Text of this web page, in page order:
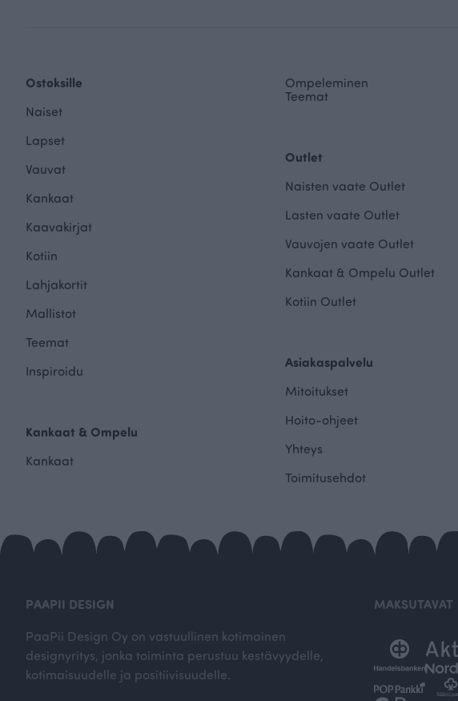
Ostoksille
Naiset
Lapset
Vauvat
Kankaat
Kaavakirjat
Kotiin
Lahjakortit
Mallistot
Teemat
Inspiroidu
Kankaat & Ompelu
Kankaat
Ompeleminen
Teemat
Outlet
Naisten vaate Outlet
Lasten vaate Outlet
Vauvojen vaate Outlet
Kankaat & Ompelu Outlet
Kotiin Outlet
Asiakaspalvelu
Mitoitukset
Hoito-ohjeet
Yhteys
Toimitusehdot
PAAPII DESIGN
PaaPii Design Oy on vastuullinen kotimainen
designyritys, jonka toiminta perustuu kestävyydelle,
kotimaisuudelle ja positiivisuudelle.
MAKSUTAVAT